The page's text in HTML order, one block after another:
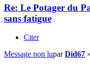
Re: Le Potager du
sans fatigue
Citer
Message non luparDid67 »